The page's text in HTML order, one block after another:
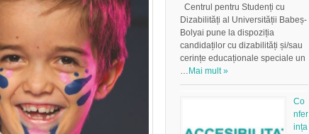
Centrul pentru Studenți cu
Dizabilități al Universității Babeș-
Bolyai pune la dispoziția
candidaților cu dizabilități și/sau
cerințe educaționale speciale un
… Mai mult »
Co
nfer
ința